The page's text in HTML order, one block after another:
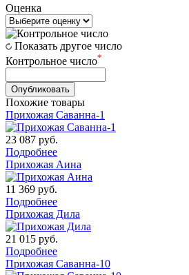
Оценка
Показать другое число
Контрольное число*
Похожие товары
Прихожая Саванна-1
23 087 руб.
Подробнее
Прихожая Аина
11 369 руб.
Подробнее
Прихожая Дила
21 015 руб.
Подробнее
Прихожая Саванна-10